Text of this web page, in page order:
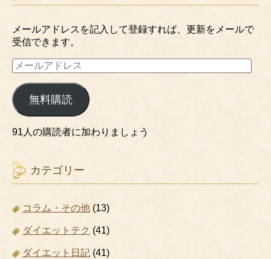
メールアドレスを記入して登録すれば、更新をメールで
受信できます。
メ
ー
ル
ア
ド
レ
無料購読
91人の購読者に加わりましょう
カテゴリー
コラム・その他 (13)
ダイエットテク (41)
ダイエット日記 (41)